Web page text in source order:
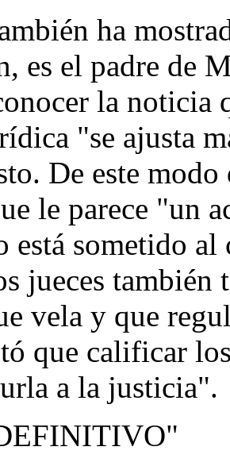
ha
es el padre de
la noticia
"se ajusta
De este
le parece "un
está sometido
jueces también
vela y que
que calificar
a la justicia".